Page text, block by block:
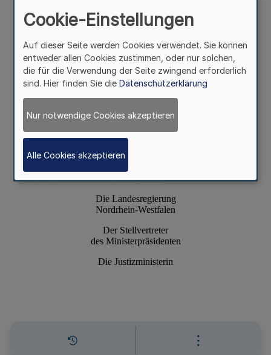
Cookie-Einstellungen
Auf dieser Seite werden Cookies verwendet. Sie können
entweder allen Cookies zustimmen, oder nur solchen,
die für die Verwendung der Seite zwingend erforderlich
sind. Hier finden Sie die Datenschutzerklärung
Nur notwendige Cookies akzeptieren
Alle Cookies akzeptieren